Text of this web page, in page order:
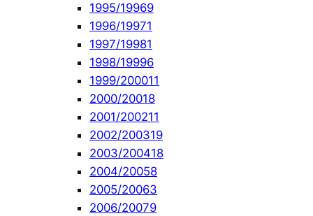
1995/19969
1996/19971
1997/19981
1998/19996
1999/200011
2000/20018
2001/200211
2002/200319
2003/200418
2004/20058
2005/20063
2006/20079